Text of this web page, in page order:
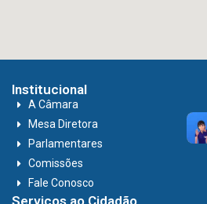
Institucional
A Câmara
Mesa Diretora
Parlamentares
Comissões
Fale Conosco
Serviços ao Cidadão